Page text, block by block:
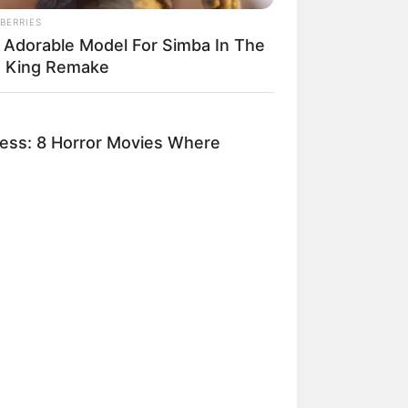
Banget! 10 Pose Lucu
Model For Simba In The
King Remake
8 Horror Movies Where